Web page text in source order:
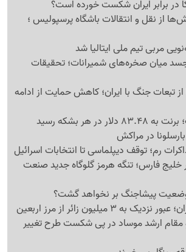
در برابر ایران شکست خورده است؟
از نقل و انتقالات باشگاه پرسپولیس ؛
مربی تیم ملی ایتالیا شد
میان صخره‌های شمیرانات؛ تحقیقات
از تبعات جنگ با ایران؛ کاهش حمایت از ادامه
هر بشکه رسید
در مراکش
رم؛ توقف دیپلماسی تا انتخابات اسرائیل
خلیج فارس؛ تنگه هرمز گلوگاه جدید صنعت
وضعیت پیشاجنگ بر نخواهد گشت؟
3 میلیون زائر از مرز اربعین
مقام ارشد موساد در پی شکست طرح تغییر